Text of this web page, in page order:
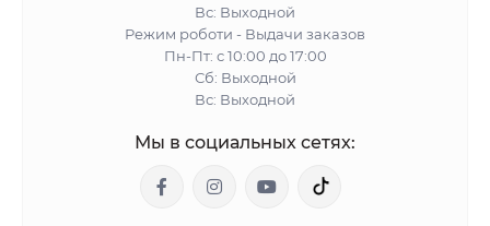
Вс: Выходной
Режим роботи - Выдачи заказов
Пн-Пт: с 10:00 до 17:00
Сб: Выходной
Вс: Выходной
Мы в социальных сетях: